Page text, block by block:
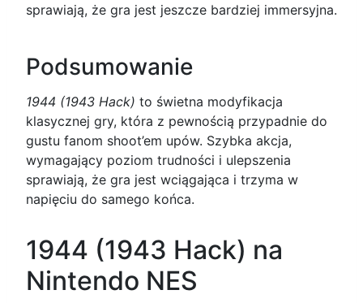
sprawiają, że gra jest jeszcze bardziej immersyjna.
Podsumowanie
1944 (1943 Hack) to świetna modyfikacja
klasycznej gry, która z pewnością przypadnie do
gustu fanom shoot’em upów. Szybka akcja,
wymagający poziom trudności i ulepszenia
sprawiają, że gra jest wciągająca i trzyma w
napięciu do samego końca.
1944 (1943 Hack) na
Nintendo NES